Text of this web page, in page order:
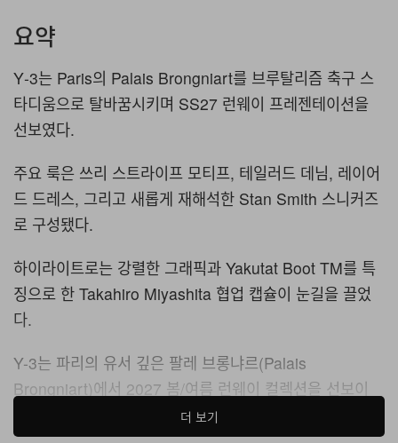
요약
Y‑3는 Paris의 Palais Brongniart를 브루탈리즘 축구 스
타디움으로 탈바꿈시키며 SS27 런웨이 프레젠테이션을
선보였다.
주요 룩은 쓰리 스트라이프 모티프, 테일러드 데님, 레이어
드 드레스, 그리고 새롭게 재해석한 Stan Smith 스니커즈
로 구성됐다.
하이라이트로는 강렬한 그래픽과 Yakutat Boot TM를 특
징으로 한 Takahiro Miyashita 협업 캡슐이 눈길을 끌었
다.
Y-3는 파리의 유서 깊은 팔레 브롱냐르(Palais
Brongniart)에서 2027 봄/여름 런웨이 컬렉션을 선보이
며, 축구 문화를 시적으로 해체하는 데 초점을 맞춘 메시지
더 보기